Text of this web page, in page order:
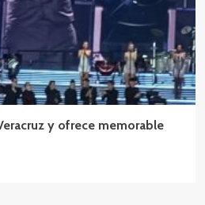
y ofrece memorable